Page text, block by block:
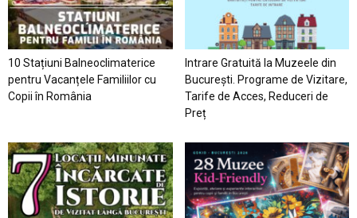
10 Stațiuni Balneoclimaterice
pentru Vacanțele Familiilor cu
Copii în România
Intrare Gratuită la Muzeele din
București. Programe de Vizitare,
Tarife de Acces, Reduceri de
Preț